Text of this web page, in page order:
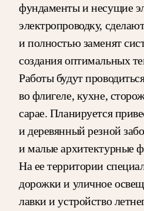
фундаменты и несущие
электропроводку,
и полностью заменят
создания оптимальных
Работы будут
во флигеле, кухне,
сарае. Планируется
и деревянный резной
и малые архитектурные
На ее территории
дорожки и уличное
лавки и устройство